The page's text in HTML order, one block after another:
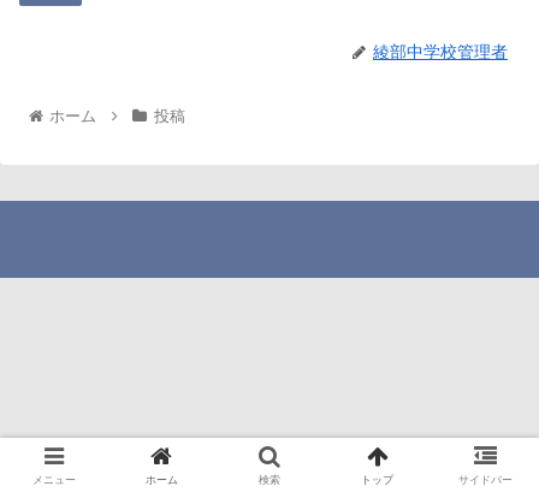
綾部中学校管理者
ホーム 投稿
メニュー ホーム 検索 トップ サイドバー